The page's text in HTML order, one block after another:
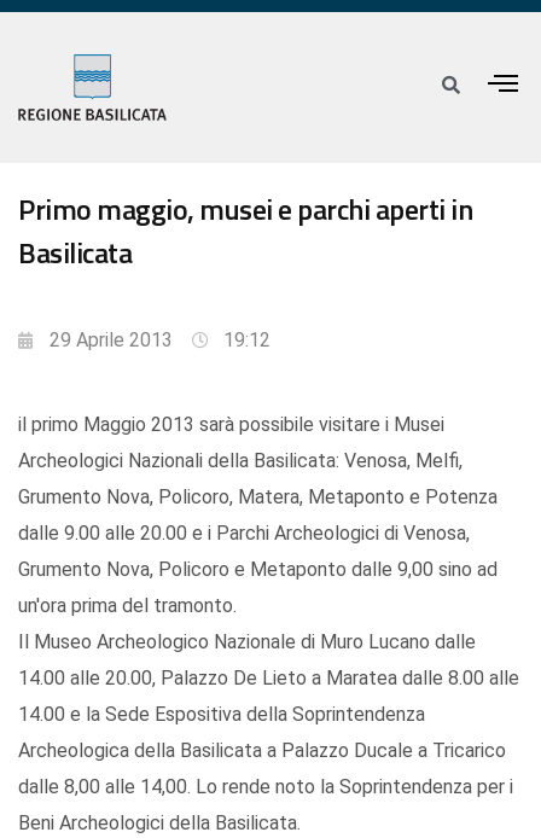
Primo maggio, musei e parchi aperti in
Basilicata
29 Aprile 2013 19:12
il primo Maggio 2013 sarà possibile visitare i Musei
Archeologici Nazionali della Basilicata: Venosa, Melfi,
Grumento Nova, Policoro, Matera, Metaponto e Potenza
dalle 9.00 alle 20.00 e i Parchi Archeologici di Venosa,
Grumento Nova, Policoro e Metaponto dalle 9,00 sino ad
un'ora prima del tramonto.
Il Museo Archeologico Nazionale di Muro Lucano dalle
14.00 alle 20.00, Palazzo De Lieto a Maratea dalle 8.00 alle
14.00 e la Sede Espositiva della Soprintendenza
Archeologica della Basilicata a Palazzo Ducale a Tricarico
dalle 8,00 alle 14,00. Lo rende noto la Soprintendenza per i
Beni Archeologici della Basilicata.